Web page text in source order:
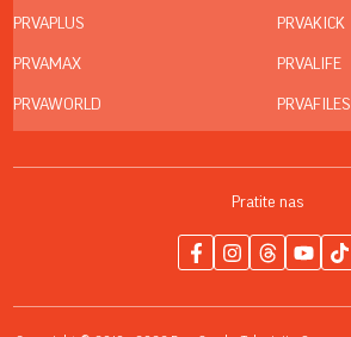
PRVAPLUS
PRVAMAX
PRVAWORLD
PRVAKICK
PRVALIFE
PRVAFILES
Pratite nas